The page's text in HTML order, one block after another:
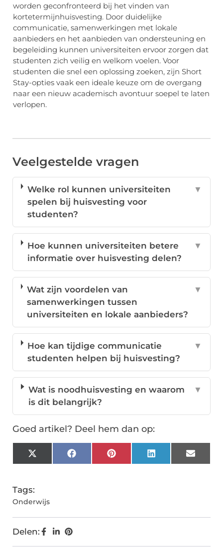
worden geconfronteerd bij het vinden van
kortetermijnhuisvesting. Door duidelijke
communicatie, samenwerkingen met lokale
aanbieders en het aanbieden van ondersteuning en
begeleiding kunnen universiteiten ervoor zorgen dat
studenten zich veilig en welkom voelen. Voor
studenten die snel een oplossing zoeken, zijn Short
Stay-opties vaak een ideale keuze om de overgang
naar een nieuw academisch avontuur soepel te laten
verlopen.
Veelgestelde vragen
Welke rol kunnen universiteiten
spelen bij huisvesting voor
studenten?
▼
Hoe kunnen universiteiten betere
informatie over huisvesting delen?
▼
Wat zijn voordelen van
samenwerkingen tussen
universiteiten en lokale aanbieders?
▼
Hoe kan tijdige communicatie
studenten helpen bij huisvesting?
▼
Wat is noodhuisvesting en waarom
is dit belangrijk?
▼
Goed artikel? Deel hem dan op:
X
(Twitter)
FacebookPinterestLinkedInEmail
Tags:
Onderwijs
Delen: